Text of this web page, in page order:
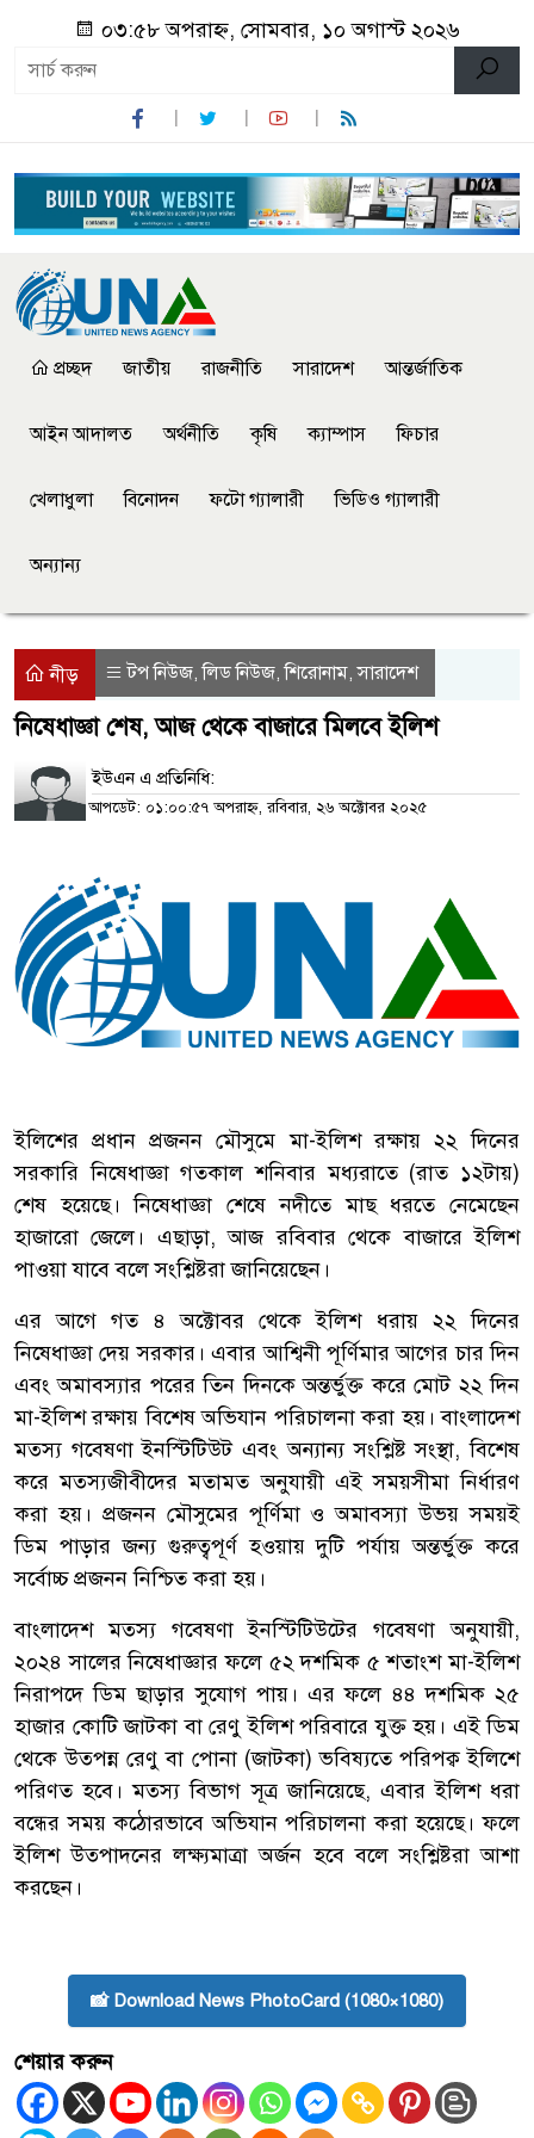
০৩:৫৮ অপরাহ্ন, সোমবার, ১০ অগাস্ট ২০২৬
প্রচ্ছদ জাতীয় রাজনীতি সারাদেশ আন্তর্জাতিক
আইন আদালত অর্থনীতি কৃষি ক্যাম্পাস ফিচার
খেলাধুলা বিনোদন ফটো গ্যালারী ভিডিও গ্যালারী
অন্যান্য
নীড় টপ নিউজ,লিড নিউজ,শিরোনাম,সারাদেশ
নিষেধাজ্ঞা শেষ, আজ থেকে বাজারে মিলবে ইলিশ
ইউএন এ প্রতিনিধি:
আপডেট: ০১:০০:৫৭ অপরাহ্ন, রবিবার, ২৬ অক্টোবর ২০২৫
ইলিশের প্রধান প্রজনন মৌসুমে মা-ইলিশ রক্ষায় ২২ দিনের
সরকারি নিষেধাজ্ঞা গতকাল শনিবার মধ্যরাতে (রাত ১২টায়)
শেষ হয়েছে। নিষেধাজ্ঞা শেষে নদীতে মাছ ধরতে নেমেছেন
হাজারো জেলে। এছাড়া, আজ রবিবার থেকে বাজারে ইলিশ
পাওয়া যাবে বলে সংশ্লিষ্টরা জানিয়েছেন।
এর আগে গত ৪ অক্টোবর থেকে ইলিশ ধরায় ২২ দিনের
নিষেধাজ্ঞা দেয় সরকার। এবার আশ্বিনী পূর্ণিমার আগের চার দিন
এবং অমাবস্যার পরের তিন দিনকে অন্তর্ভুক্ত করে মোট ২২ দিন
মা-ইলিশ রক্ষায় বিশেষ অভিযান পরিচালনা করা হয়। বাংলাদেশ
মত্স্য গবেষণা ইনস্টিটিউট এবং অন্যান্য সংশ্লিষ্ট সংস্থা, বিশেষ
করে মত্স্যজীবীদের মতামত অনুযায়ী এই সময়সীমা নির্ধারণ
করা হয়। প্রজনন মৌসুমের পূর্ণিমা ও অমাবস্যা উভয় সময়ই
ডিম পাড়ার জন্য গুরুত্বপূর্ণ হওয়ায় দুটি পর্যায় অন্তর্ভুক্ত করে
সর্বোচ্চ প্রজনন নিশ্চিত করা হয়।
বাংলাদেশ মত্স্য গবেষণা ইনস্টিটিউটের গবেষণা অনুযায়ী,
২০২৪ সালের নিষেধাজ্ঞার ফলে ৫২ দশমিক ৫ শতাংশ মা-ইলিশ
নিরাপদে ডিম ছাড়ার সুযোগ পায়। এর ফলে ৪৪ দশমিক ২৫
হাজার কোটি জাটকা বা রেণু ইলিশ পরিবারে যুক্ত হয়। এই ডিম
থেকে উত্পন্ন রেণু বা পোনা (জাটকা) ভবিষ্যতে পরিপক্ব ইলিশে
পরিণত হবে। মত্স্য বিভাগ সূত্র জানিয়েছে, এবার ইলিশ ধরা
বন্ধের সময় কঠোরভাবে অভিযান পরিচালনা করা হয়েছে। ফলে
ইলিশ উত্পাদনের লক্ষ্যমাত্রা অর্জন হবে বলে সংশ্লিষ্টরা আশা
করছেন।
📸 Download News PhotoCard (1080×1080)
শেয়ার করুন